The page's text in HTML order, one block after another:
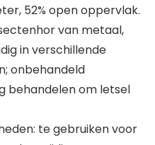
52% open oppervlak.
van metaal,
in verschillende
onbehandeld
behandelen om letsel
te gebruiken voor